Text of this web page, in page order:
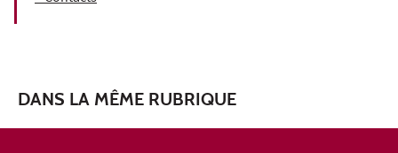
DANS LA MÊME RUBRIQUE